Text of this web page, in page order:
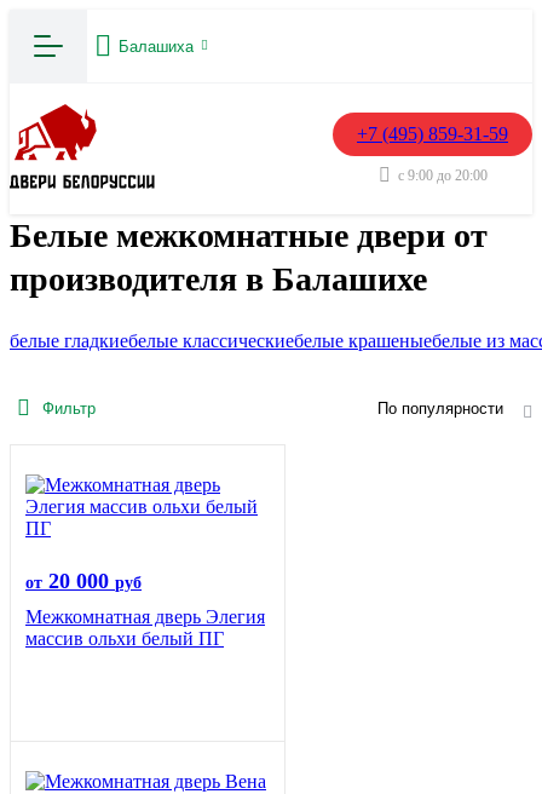
Балашиха
+7 (495) 859-31-59
с 9:00 до 20:00
Белые межкомнатные двери от
производителя в Балашихе
белые гладкиебелые классическиебелые крашеныебелые из
Фильтр По популярности
от 20 000 руб
Межкомнатная дверь Элегия
массив ольхи белый ПГ